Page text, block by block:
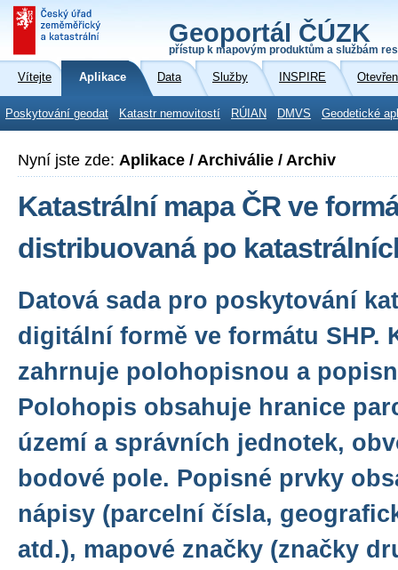
Geoportál ČÚZK
přístup k mapovým produktům a službám
Vítejte Aplikace Data Služby INSPIRE
Poskytování geodat Katastr nemovitostí RÚIAN DMVS Geodetické
Nyní jste zde: Aplikace / Archiválie / Archiv
Katastrální mapa ČR ve
distribuovaná po
Datová sada pro poskytování
digitální formě ve formátu SHP.
zahrnuje polohopisnou a
Polohopis obsahuje hranice
území a správních jednotek,
bodové pole. Popisné prvky
nápisy (parcelní čísla,
atd.), mapové značky (značky